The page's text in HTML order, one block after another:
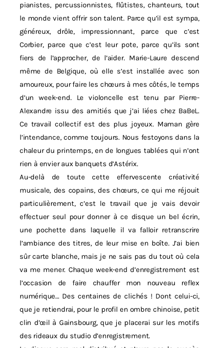
pianistes, percussionnistes, flûtistes, chanteurs, tout
le monde vient offrir son talent. Parce qu’il est sympa,
généreux, drôle, impressionnant, parce que c’est
Corbier, parce que c’est leur pote, parce qu’ils sont
fiers de l’approcher, de l’aider. Marie-Laure descend
même de Belgique, où elle s’est installée avec son
amoureux, pour faire les chœurs à mes côtés, le temps
d’un week-end. Le violoncelle est tenu par Pierre-
Alexandre issu des amitiés que j’ai liées chez BaBeL.
Ce travail collectif est des plus joyeux. Maman gère
l’intendance, comme toujours. Nous festoyons dans la
chaleur du printemps, en de longues tablées qui n’ont
rien à envier aux banquets d’Astérix.
Au-delà de toute cette effervescente créativité
musicale, des copains, des chœurs, ce qui me réjouit
particulièrement, c’est le travail que je vais devoir
effectuer seul pour donner à ce disque un bel écrin,
une pochette dans laquelle il va falloir retranscrire
l’ambiance des titres, de leur mise en boîte. J’ai bien
sûr carte blanche, mais je ne sais pas du tout où cela
va me mener. Chaque week-end d’enregistrement est
l’occasion de faire chauffer mon nouveau reflex
numérique… Des centaines de clichés ! Dont celui-ci,
que je retiendrai, pour le profil en ombre chinoise, petit
clin d’œil à Gainsbourg, que je placerai sur les motifs
des rideaux du studio d’enregistrement.